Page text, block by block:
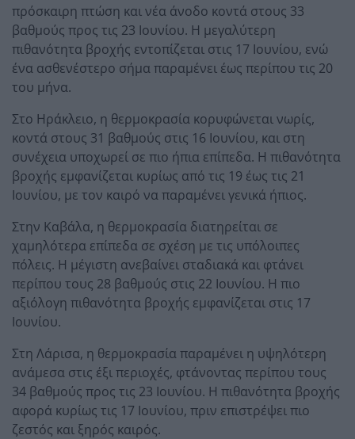
πρόσκαιρη πτώση και νέα άνοδο κοντά στους 33
βαθμούς προς τις 23 Ιουνίου. Η μεγαλύτερη
πιθανότητα βροχής εντοπίζεται στις 17 Ιουνίου, ενώ
ένα ασθενέστερο σήμα παραμένει έως περίπου τις 20
του μήνα.
Στο Ηράκλειο, η θερμοκρασία κορυφώνεται νωρίς,
κοντά στους 31 βαθμούς στις 16 Ιουνίου, και στη
συνέχεια υποχωρεί σε πιο ήπια επίπεδα. Η πιθανότητα
βροχής εμφανίζεται κυρίως από τις 19 έως τις 21
Ιουνίου, με τον καιρό να παραμένει γενικά ήπιος.
Στην Καβάλα, η θερμοκρασία διατηρείται σε
χαμηλότερα επίπεδα σε σχέση με τις υπόλοιπες
πόλεις. Η μέγιστη ανεβαίνει σταδιακά και φτάνει
περίπου τους 28 βαθμούς στις 22 Ιουνίου. Η πιο
αξιόλογη πιθανότητα βροχής εμφανίζεται στις 17
Ιουνίου.
Στη Λάρισα, η θερμοκρασία παραμένει η υψηλότερη
ανάμεσα στις έξι περιοχές, φτάνοντας περίπου τους
34 βαθμούς προς τις 23 Ιουνίου. Η πιθανότητα βροχής
αφορά κυρίως τις 17 Ιουνίου, πριν επιστρέψει πιο
ζεστός και ξηρός καιρός.